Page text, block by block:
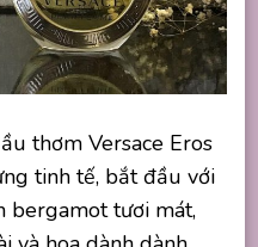
thơm Versace Eros
tinh tế, bắt đầu với
bergamot tươi mát,